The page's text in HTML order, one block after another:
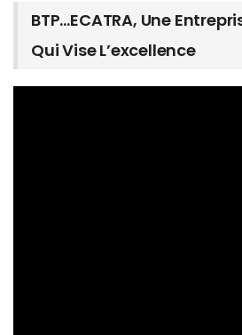
BTP…ECATRA, Une
Qui Vise L’excellence